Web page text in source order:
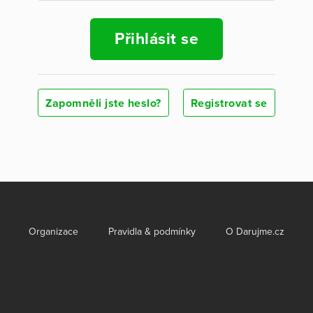
Přihlásit se
Zapomněli jste heslo? Registrovat se
Organizace Pravidla & podmínky O Darujme.cz